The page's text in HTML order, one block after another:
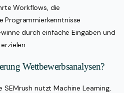
Workflows, die
Programmierkenntnisse
durch einfache Eingaben und
Wettbewerbsanalysen?
nutzt Machine Learning,